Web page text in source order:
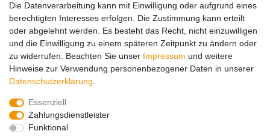
Widerrufsrecht
Widerruf
Montageservice
Retoure
Die Datenverarbeitung kann mit Einwilligung oder aufgrund eines
berechtigten Interesses erfolgen. Die Zustimmung kann erteilt
oder abgelehnt werden. Es besteht das Recht, nicht einzuwilligen
und die Einwilligung zu einem späteren Zeitpunkt zu ändern oder
zu widerrufen. Beachten Sie unser Impressum und weitere
Hinweise zur Verwendung personenbezogener Daten in unserer
Daten­schutz­erklärung
Essenziell
Zahlungsdienstleister
Funktional